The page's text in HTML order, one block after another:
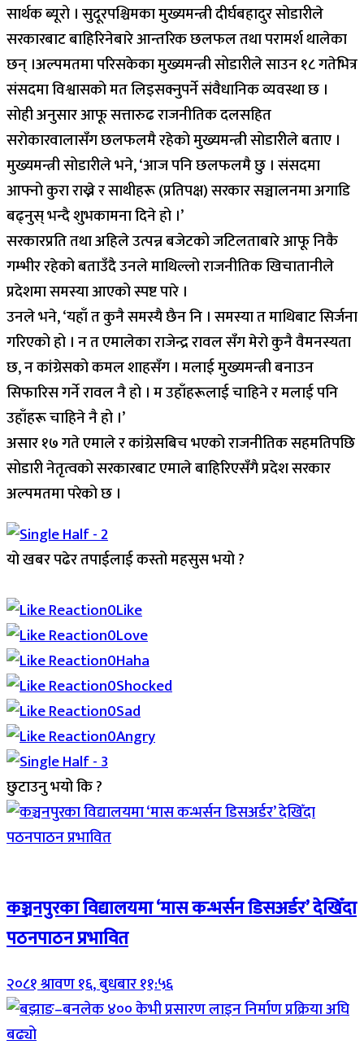
सार्थक ब्यूरो । सुदूरपश्चिमका मुख्यमन्त्री दीर्घबहादुर सोडारीले
सरकारबाट बाहिरिनेबारे आन्तरिक छलफल तथा परामर्श थालेका
छन् ।अल्पमतमा परिसकेका मुख्यमन्त्री सोडारीले साउन १८ गतेभित्र
संसदमा विश्वासको मत लिइसक्नुपर्ने संवैधानिक व्यवस्था छ ।
सोही अनुसार आफू सत्तारुढ राजनीतिक दलसहित
सरोकारवालासँग छलफलमै रहेको मुख्यमन्त्री सोडारीले बताए ।
मुख्यमन्त्री सोडारीले भने, ‘आज पनि छलफलमै छु । संसदमा
आफ्नो कुरा राख्ने र साथीहरू (प्रतिपक्ष) सरकार सञ्चालनमा अगाडि
बढ्नुस् भन्दै शुभकामना दिने हो ।’
सरकारप्रति तथा अहिले उत्पन्न बजेटको जटिलताबारे आफू निकै
गम्भीर रहेको बताउँदै उनले माथिल्लो राजनीतिक खिचातानीले
प्रदेशमा समस्या आएको स्पष्ट पारे ।
उनले भने, ‘यहाँ त कुनै समस्यै छैन नि । समस्या त माथिबाट सिर्जना
गरिएको हो । न त एमालेका राजेन्द्र रावल सँग मेरो कुनै वैमनस्यता
छ, न कांग्रेसको कमल शाहसँग । मलाई मुख्यमन्त्री बनाउन
सिफारिस गर्ने रावल नै हो । म उहाँहरूलाई चाहिने र मलाई पनि
उहाँहरू चाहिने नै हो ।’
असार १७ गते एमाले र कांग्रेसबिच भएको राजनीतिक सहमतिपछि
सोडारी नेतृत्वको सरकारबाट एमाले बाहिरिएसँगै प्रदेश सरकार
अल्पमतमा परेको छ ।
यो खबर पढेर तपाईलाई कस्तो महसुस भयो ?
0Like
0Love
0Haha
0Shocked
0Sad
0Angry
छुटाउनु भयो कि ?
कञ्चनपुरका विद्यालयमा ‘मास कन्भर्सन डिसअर्डर’ देखिँदा
पठनपाठन प्रभावित
२०८१ श्रावण १६, बुधबार ११:५६